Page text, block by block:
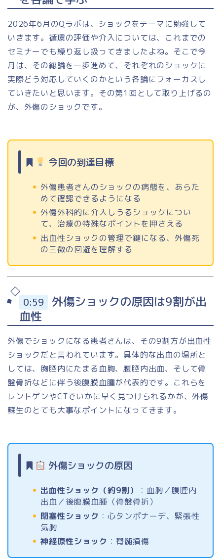
2026年6月のQラボは、ショックをテーマに勉強して
いきます。循環の評価や介入については、これまでの
セミナーでも繰り返し扱ってきましたよね。そこで今
月は、その総論を一歩進めて、それぞれのショックに
実際どう対応していくのかという各論にフォーカスし
ていきたいと思います。その第1回として取り上げるの
が、外傷のショックです。
今回の到達目標
外傷患者さんのショックの病態を、あらた
めて確認できるようになる
外傷外科的に介入しうるショックについ
て、治療の特殊なポイントを押さえる
出血性ショックの管理で鍵になる、外傷死
の三徴の回避を理解する
0:59
外傷ショックの原因は9割が出
血性
外傷でショックになる患者さんは、その9割方が出血性
ショックだと言われています。具体的な出血の場所と
しては、胸腔内にたまる血胸、腹腔内出血、そして骨
盤骨折などに伴う後腹膜血腫が代表的です。これらを
レントゲンやCTでいかに早く見つけられるかが、外傷
蘇生のとても大事なポイントになってきます。
外傷ショックの原因
出血性ショック（約9割）
：血胸／腹腔内
出血／後腹膜血腫（骨盤骨折）
閉塞性ショック ：心タンポナーデ、緊張性
気胸
神経原性ショック ：脊髄損傷